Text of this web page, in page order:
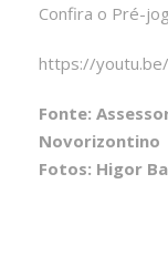
Confira o Pré-
https://
Fonte:
Novorizontino
Fotos: Higor